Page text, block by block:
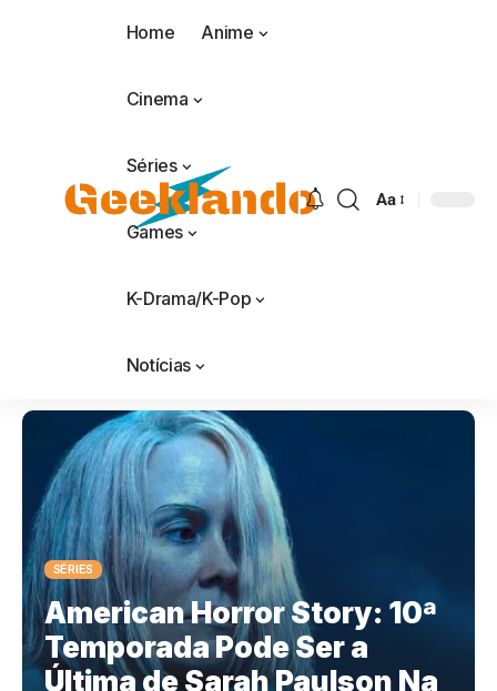
Home Anime
Cinema
Séries
Games
K-Drama/K-Pop
Notícias
Aa
SÉRIES
American Horror Story: 10ª
Temporada Pode Ser a
Última de Sarah Paulson Na